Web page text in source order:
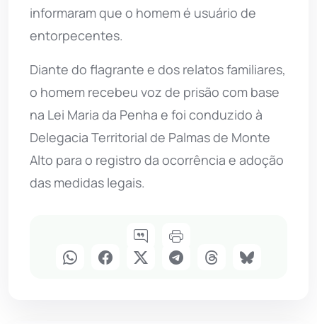
informaram que o homem é usuário de
entorpecentes.
Diante do flagrante e dos relatos familiares,
o homem recebeu voz de prisão com base
na Lei Maria da Penha e foi conduzido à
Delegacia Territorial de Palmas de Monte
Alto para o registro da ocorrência e adoção
das medidas legais.